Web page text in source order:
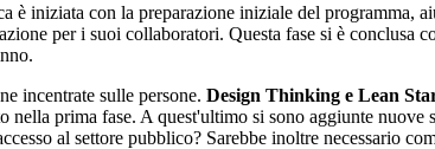
è iniziata con la preparazione iniziale del programma,
per i suoi collaboratori. Questa fase si è conclusa
incentrate sulle persone. Design Thinking e Lean
nella prima fase. A quest'ultimo si sono aggiunte
al settore pubblico? Sarebbe inoltre necessario